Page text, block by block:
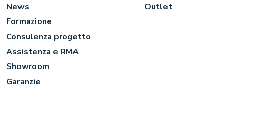
News
Formazione
Consulenza progetto
Assistenza e RMA
Showroom
Garanzie
Outlet